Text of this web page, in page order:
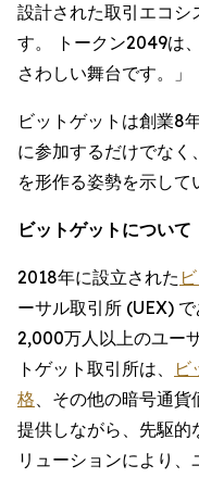
設計された取引エコシ
す。 トークン2049は
さわしい舞台です。」
ビットゲットは創業8
に参加するだけでな
を形作る姿勢を示して
ビットゲットについて
2018年に設立された
ーサル取引所 (UEX)
2,000万人以上のユー
トゲット取引所は、
ビ
格、その他の暗号通
提供しながら、先駆的
リューションにより